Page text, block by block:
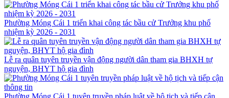
Phường Móng Cái 1 triển khai công tác bầu cử Trưởng khu phố
nhiệm kỳ 2026 - 2031
Lễ ra quân tuyên truyền vận động người dân tham gia BHXH tự
nguyện, BHYT hộ gia đình
Phường Móng Cái 1 tuyên truyền pháp luật về hộ tịch và tiếp cận